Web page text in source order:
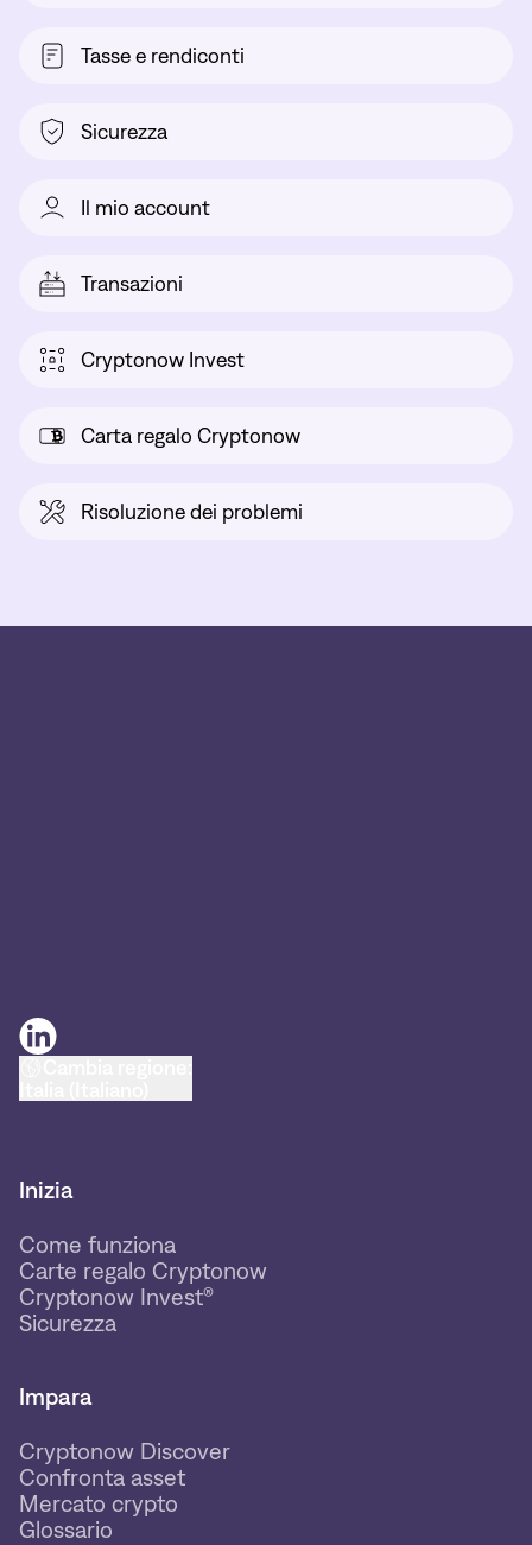
Tasse e rendiconti
Sicurezza
Il mio account
Transazioni
Cryptonow Invest
Carta regalo Cryptonow
Risoluzione dei problemi
Inizia
Come funziona
Carte regalo Cryptonow
Cryptonow Invest®
Sicurezza
Impara
Cryptonow Discover
Confronta asset
Mercato crypto
Glossario